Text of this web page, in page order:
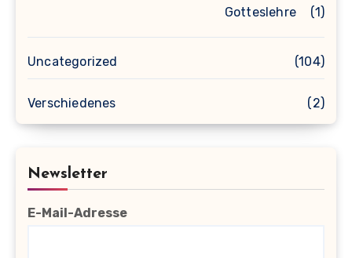
Gotteslehre (1)
Uncategorized (104)
Verschiedenes (2)
Newsletter
E-Mail-Adresse